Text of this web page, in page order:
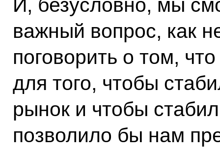
И, безусловно, мы
важный вопрос, как
поговорить о том,
для того, чтобы
рынок и чтобы
позволило бы нам